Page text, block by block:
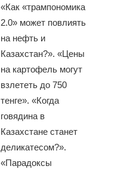
«Как «трампономика
2.0» может повлиять
на нефть и
Казахстан?». «Цены
на картофель могут
взлететь до 750
тенге». «Когда
говядина в
Казахстане станет
деликатесом?».
«Парадоксы